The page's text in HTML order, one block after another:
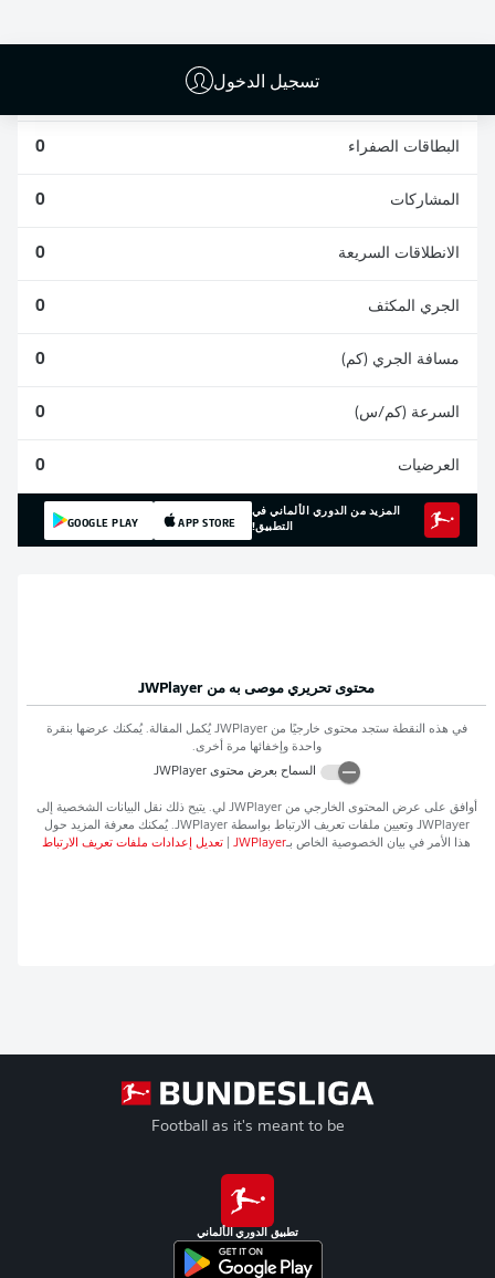
تسجيل الدخول
البطاقات الصفراء 0
المشاركات 0
الانطلاقات السريعة 0
الجري المكثف 0
مسافة الجري (كم) 0
السرعة (كم/س) 0
العرضيات 0
المزيد من الدوري الألماني في
التطبيق!
APP STORE
GOOGLE PLAY
محتوى تحريري موصى به من JWPlayer
في هذه النقطة ستجد محتوى خارجيًا منJWPlayer يُكمل المقالة. يُمكنك عرضها بنقرة
واحدة وإخفائها مرة أخرى.
السماح بعرض محتوىJWPlayer
أوافق على عرض المحتوى الخارجي منJWPlayer لي. يتيح ذلك نقل البيانات الشخصية إلى
JWPlayer وتعيين ملفات تعريف الارتباط بواسطةJWPlayer. يُمكنك معرفة المزيد حول
هذا الأمر في بيان الخصوصية الخاص بـJWPlayer تعديل إعدادات ملفات تعريف الارتباط
Football as it's meant to be
تطبيق الدوري الألماني